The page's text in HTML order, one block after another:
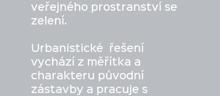
veřejného prostranství se
zelení.
Urbanistické řešení
vychází z měřítka a
charakteru původní
zástavby a pracuje s